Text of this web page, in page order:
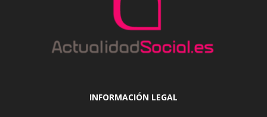
INFORMACIÓN LEGAL